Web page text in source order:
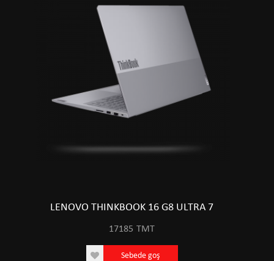
LENOVO THINKBOOK 16 G8 ULTRA 7
17185 TMT
Sebede goş